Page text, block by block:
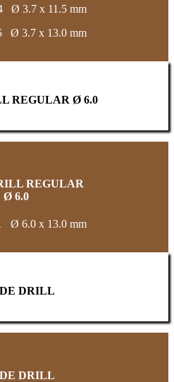
Ø 3.7 x 11.5 mm
Ø 3.7 x 13.0 mm
REGULAR Ø 6.0
REGULAR
Ø 6.0
Ø 6.0 x 13.0 mm
DRILL
DRILL